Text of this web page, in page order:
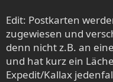
Edit: Postkarten
zugewiesen und
denn nicht z.B. an
und hat kurz ein
Expedit/Kallax